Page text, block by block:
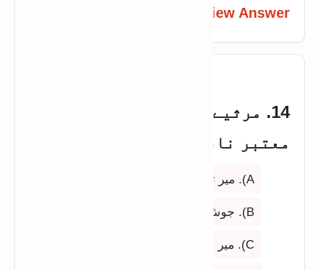
View Answer
14. مرثیے کے حوالے سے سب سے
معتبر نام کون سا ہے؟
A). میر تقی میر
B). جوش ملیح آبادی
C). میر انیس